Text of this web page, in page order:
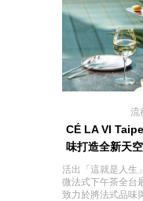
流
CÉ LA VI
味打造全新天
活出「這就是人生
微法式下午茶全台
致力於將法式品味